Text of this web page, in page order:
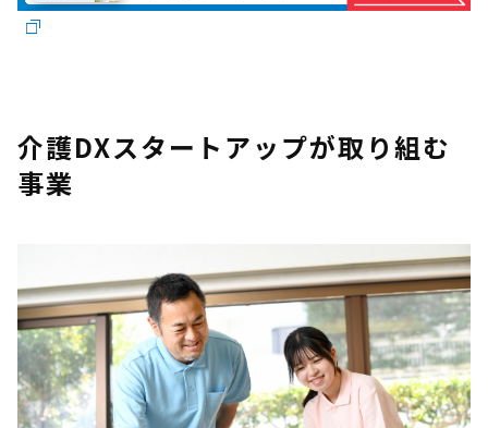
介護DXスタートアップが取り組む
事業